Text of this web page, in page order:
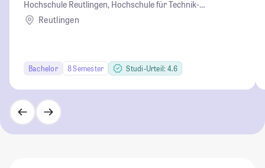
Hochschule Reutlingen, Hochschule für Technik-
Wirtschaft-Informatik-Design
Reutlingen
Bachelor 8 Semester Studi-Urteil: 4.6